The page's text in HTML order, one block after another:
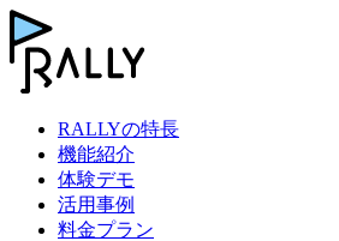
RALLYの特長
機能紹介
体験デモ
活用事例
料金プラン